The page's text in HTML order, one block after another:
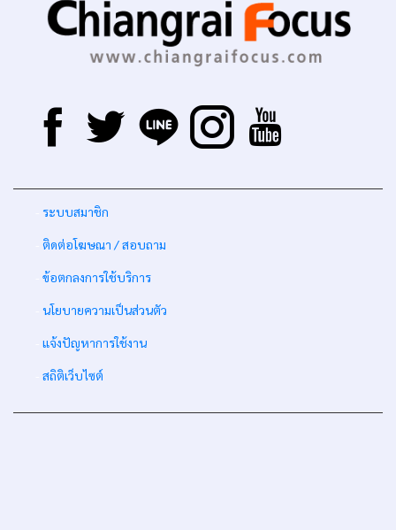
ระบบสมาชิก
ติดต่อโฆษณา / สอบถาม
ข้อตกลงการใช้บริการ
นโยบายความเป็นส่วนตัว
แจ้งปัญหาการใช้งาน
สถิติเว็บไซต์